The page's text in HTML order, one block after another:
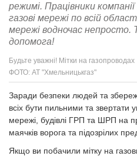
режимі. Працівники
газові мережі по всій
мережі водночас непросто.
допомога!
Будьте уважні! Мітки на газопроводах
ФОТО: АТ "Хмельницькгаз"
Заради безпеки людей та
всіх бути пильними та звертати
мережі, будівлі ГРП та ШРП на
маячків ворога та підозрілих
Якщо ви побачили мітку на